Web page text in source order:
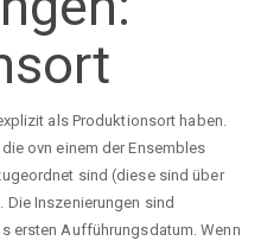
als Produktionsort haben.
ovn einem der Ensembles
sind (diese sind über
Inszenierungen sind
ersten Aufführungsdatum. Wenn